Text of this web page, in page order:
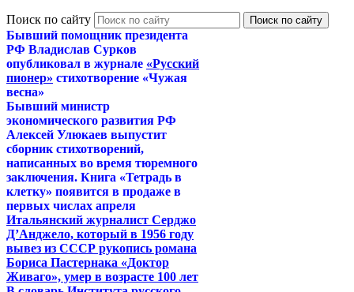
Поиск по сайту
Бывший помощник президента
РФ Владислав Сурков
опубликовал в журнале «Русский
пионер» стихотворение «Чужая
весна»
Бывший министр
экономического развития РФ
Алексей Улюкаев выпустит
сборник стихотворений,
написанных во время тюремного
заключения. Книга «Тетрадь в
клетку» появится в продаже в
первых числах апреля
Итальянский журналист Серджо
Д’Анджело, который в 1956 году
вывез из СССР рукопись романа
Бориса Пастернака «Доктор
Живаго», умер в возрасте 100 лет